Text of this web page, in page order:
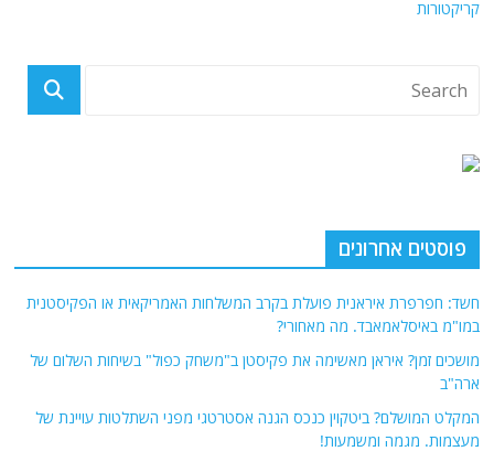
קריקטורות
פוסטים אחרונים
חשד: חפרפרת איראנית פועלת בקרב המשלחות האמריקאית או הפקיסטנית
במו"מ באיסלאמאבד. מה מאחורי?
מושכים זמן? איראן מאשימה את פקיסטן ב"משחק כפול" בשיחות השלום של
ארה"ב
המקלט המושלם? ביטקוין כנכס הגנה אסטרטגי מפני השתלטות עויינת של
מעצמות. מגמה ומשמעות!